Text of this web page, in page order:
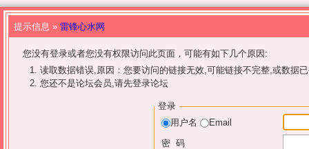
提示信息 » 雷锋心水网
您没有登录或者您没有权限访问此页面，可能有如下几个原因:
读取数据错误,原因：您要访问的链接无效,可能链接不完整,或数据
您还不是论坛会员,请先登录论坛
登录
用户名
Email
密 码